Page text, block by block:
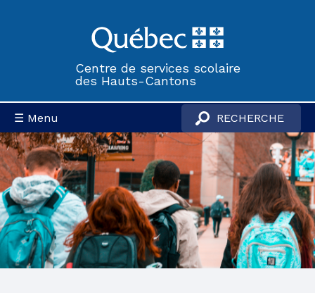
Centre de services scolaire
des Hauts-Cantons
☰ Menu